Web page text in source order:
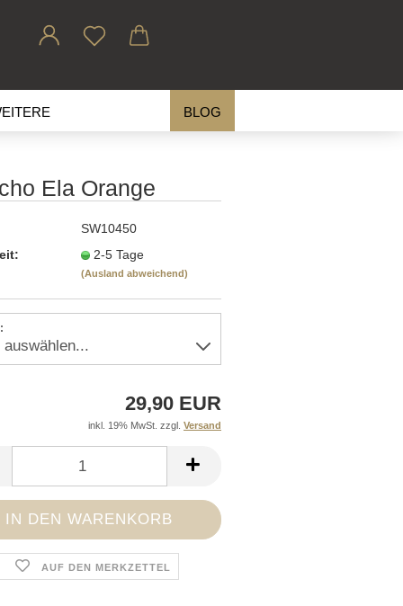
BLOG
Ela Orange
SW10450
2-5 Tage
(Ausland abweichend)
29,90 EUR
inkl. 19% MwSt. zzgl. Versand
AUF DEN MERKZETTEL